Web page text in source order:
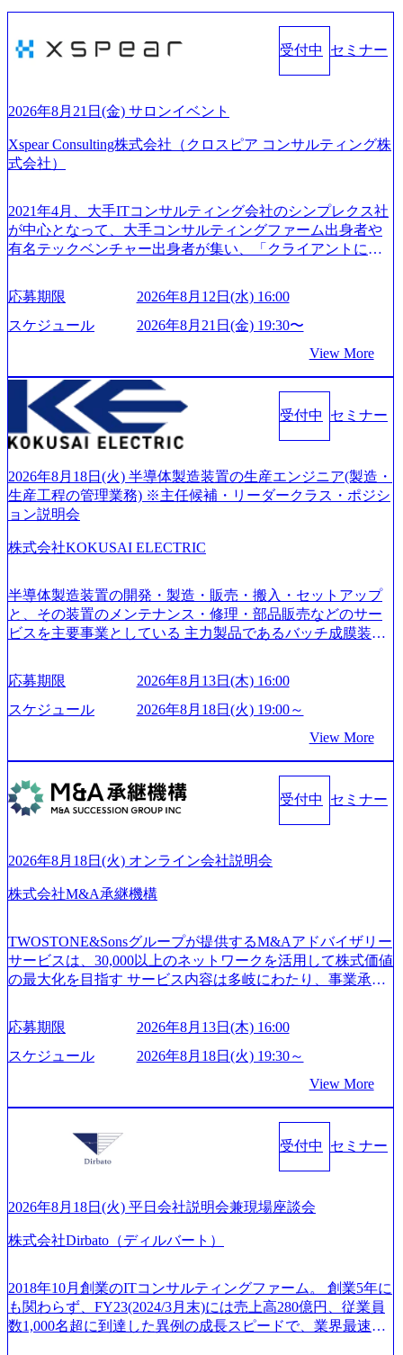
受付中 セミナー
2026年8月21日(金) サロンイベント
Xspear Consulting株式会社（クロスピア コンサルティング株
式会社）
2021年4月、大手ITコンサルティング会社のシンプレクス社
が中心となって、大手コンサルティングファーム出身者や
有名テックベンチャー出身者が集い、「クライアントにと
い」という想いの下で立ち上げた新鋭ファーム テクノロジ
ーがビジネスの成功に大きな影響力を持つDX時代におい
て、20年以上にわたってFintech業界を中心に最先端テクノ
つ、あらゆる業種・業界のクライアントの企業価値の最大
化を支援するために、戦略策定、組織改革、人材育成、業
務改善、実行支援などのコンサルティングサービスを一気
通貫で提供するのが特徴（いわゆる総合コンサルティング
ファーム） 社名の由来は”DXエリアにSpir（槍）を指して
ていく”という位置づけ 一昔前は金融が強い企業として認知
されていたが、現在金融の売上割合は全体の3割。現在はTo
C事業を始め、パブリック、製造業、通信、エンタメ、教
はあるが、社員の興味のある分野やスキルを活用したいな
着けたい方でも幅広に経験を積みたい方でも、キャリア形
成が柔軟に可能な環境である。 https://storage.googleapis.com/
our-vision-production.appspot.com/public/images/20240925204135
_93b1bff3-f71c-4bc9-8bd9-72a8a4826007_1200x554.webp https://
mages/20250502152751_46c65543-87ef-4e86-a85a-8649e1c532f9
_956x512.webp https://storage.googleapis.com/our-vision-producti
on.appspot.com/public/images/20250502152804_ba6aaa1a-9ffc-4f
m/our-vision-production.appspot.com/public/images/202505021528
ンプレクス社は、FinTech領域に強みを持つITコンサルティ
ング会社で、NRI、NTTDATAと同じく世界のFinTech Ranki
ngsTop 100企業にも選出されている。ITコンサルティング、
特長 ビジネスへの深い理解を持つコンサルタントが集うXs
pearと、最先端テクノロジーに深い知見を持つシンプレクス
社またはグループ会社との協力体制を築いている Xspear社
sion-production.appspot.com/public/images/20240925204111_caa9
4e4b-6aae-45a6-a0ce-b98154c816a2_1153x543.webp メンバー情
報 (https://www.xspear.co.jp/member/)一部抜粋 - 伊勢山 昇吾氏:
業界で新規事業戦略、成長戦略、PMI推進、業務改革等の幅
広いプロジェクトに従事 - 鈴木健仁氏：新卒でベイカレン
トに入社し最年少ディレクターを経てXspearに参画 - 梶田
案、人事組織テーマに強みを持ち、メディア・エンタメ業
界においてはDX戦略立案、NFT等の新規事業立案を得意と
する。 - 藏満 一馬氏：アクセンチュア出身。金融業界を中
心に、DX戦略策定、新規事業立案、組織変革、規制対応等
の幅広いプロジェクトを主導する。 - 天野 善仁氏：19卒Pw
ページ (https://www.xspear.co.jp/career/interviews/) 戦略だけの
から”のコンサルの在り方 (https://www.businessinsider.jp/articl
を取得 (https://www.agara.co.jp/article/382811) シンプレクスと
Xspear Consultingが、東京都港区の行政手続き100%デジタル
化を支援 (https://www.afpbb.com/articles/-/3520247) 【未経験
応募期限
2026年8月12日(水) 16:00
スケジュール
2026年8月21日(金) 19:30〜
View More
受付中 セミナー
2026年8月18日(火) 半導体製造装置の生産エンジニア(製造・
生産工程の管理業務) ※主任候補・リーダークラス・ポジシ
ョン説明会
株式会社KOKUSAI ELECTRIC
半導体製造装置の開発・製造・販売・搬入・セットアップ
と、その装置のメンテナンス・修理・部品販売などのサー
ビスを主要事業としている 主力製品であるバッチ成膜装置
世界トップクラスのシェアを有している 技術と対話を通じ
て未来を創造し、社会課題の解決に貢献することを目指し
ている Mission:私たちの技術/私たちの対話 Vision:夢を未来
話 IoT社会の浸透、AIの加速等により半導体需要は世界中で
急伸長しており、それに伴い半導体製造装置の需要も伸長
中 https://storage.googleapis.com/our-vision-production.appspot.co
m/public/images/20260224131045_0fee4978-bb25-43a7-a367-542
6b95cd599_1200x543.webp https://storage.googleapis.com/our-visi
cb8-329e-4a45-a8f5-73d9728b2cd7_1200x486.webp https://storag
e.googleapis.com/our-vision-production.appspot.com/public/image
s/20260224131100_d8b3379f-6e64-4566-aea4-924f21977d35_120
0x460.webp https://storage.googleapis.com/our-vision-production.a
810e-138e27965ee8_1200x386.webp グローバル人財育成を目
的とした「語学研修」、効果的なプレゼンのポイントを掴
み実践に強くなるための「プレゼン研修」、自社キャリア
アドバイザーによる自身のキャリア構築をめざす「キャリ
スタイム制度を実施しており、月単位の決められた労働時
間の範囲内で、出社・退社の時刻を社員の自己裁量に委
ね、ワークライフバランスを図りながら効率的に働くこと
ができる 【休日】 土日祝休みの完全週休2日制 2025年度の
休暇は年間24日（4月1日入社の場合）で、入社日に付与さ
れます。 年次有給休暇の残日数は、翌年度に繰り越すこと
ができます。 慶弔休暇は、事由により取得可能日数は異な
ュ休暇は、規程で定める勤続年数ごとに、連続5日のリフレ
ッシュ休暇を取得できます。 【育児や子の看護、介護など
の制度】 育児休暇： 対象：小学校1年修了時の3月31日まで
日2時間15分まで、始業・終業時刻の繰り上げ・繰り下げが
可能 子の看護休暇： 子1人につき5日まで取得でき、1時間
単位で取得することも可能 家族看護休暇： 5日まで取得で
応募期限
2026年8月13日(木) 16:00
スケジュール
2026年8月18日(火) 19:00～
View More
受付中 セミナー
2026年8月18日(火) オンライン会社説明会
株式会社M&A承継機構
TWOSTONE&Sonsグループが提供するM&Aアドバイザリー
サービスは、30,000以上のネットワークを活用して株式価値
の最大化を目指す サービス内容は多岐にわたり、事業承継
リーなどが含まれており、幅広いニーズに対応 譲渡企業に
対しては完全成功報酬制を採用し、M&A以外の選択肢も尊
重する姿勢を持ち、将来の株価成長を取り込むスキームの
&A業界のリーディングカンパニーであり、領域にこだわら
ず幅広い案件に携わりながら自己成長とキャリアの挑戦が
可能 M&Aセンター出身者3名がメインメンバーであり、経
験豊富なアドバイザーと共に働くことで、M&Aや財務アド
バイザリーなどの専門知識を獲得し、キャリアを発展させ
となり、平均3000万～4000万の年収となる 内訳としては個
成活躍させるためのナレッジシェアおよび丁寧なOJTを欠か
19:30～ 所要時間 : 約1時間 2026年8月13日(木) 16:00 ＼応募
意思不問・業界未経験歓迎！／ M&A承継機構のビジョンや
業務内容、実際の働き方について詳しくお伝えするオンラ
イン説明会を開催いたします。 M&A業界に興味があり、ま
応募期限
2026年8月13日(木) 16:00
スケジュール
2026年8月18日(火) 19:30～
View More
受付中 セミナー
2026年8月18日(火) 平日会社説明会兼現場座談会
株式会社Dirbato（ディルバート）
2018年10月創業のITコンサルティングファーム。 創業5年に
も関わらず、FY23(2024/3月末)には売上高280億円、従業員
数1,000名超に到達した異例の成長スピードで、業界最速と